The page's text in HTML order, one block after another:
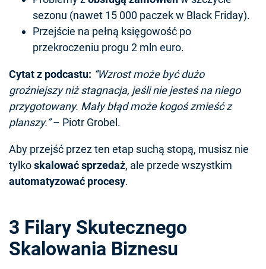
sezonu (nawet 15 000 paczek w Black Friday).
Przejście na pełną księgowość po
przekroczeniu progu 2 mln euro.
Cytat z podcastu: “Wzrost może być dużo
groźniejszy niż stagnacja, jeśli nie jesteś na niego
przygotowany. Mały błąd może kogoś zmieść z
planszy.”– Piotr Grobel.
Aby przejść przez ten etap suchą stopą, musisz nie
tylkoskalować sprzedaż, ale przede wszystkim
automatyzować procesy.
3 Filary Skutecznego
Skalowania Biznesu